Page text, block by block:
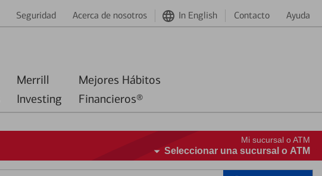
Seguridad Acerca de nosotros In English Contacto Ayuda
Merrill
Investing
Mejores Hábitos
Financieros®
Mi sucursal o ATM
Seleccionar una sucursal o ATM